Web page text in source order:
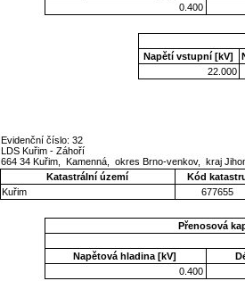
0.400
Napětí vstupní [kV]
22.000
Evidenční číslo: 32
LDS Kuřim - Záhoří
664 34 Kuřim, Kamenná, okres Brno-venkov, kraj
Katastrální území
Kód
Kuřim
677655
Přenosová
Napětová hladina [kV]
0.400